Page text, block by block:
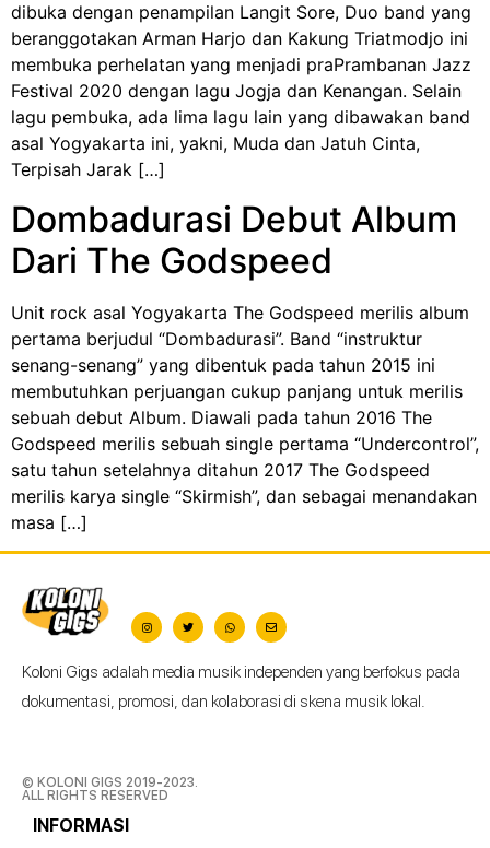
dibuka dengan penampilan Langit Sore, Duo band yang
beranggotakan Arman Harjo dan Kakung Triatmodjo ini
membuka perhelatan yang menjadi praPrambanan Jazz
Festival 2020 dengan lagu Jogja dan Kenangan. Selain
lagu pembuka, ada lima lagu lain yang dibawakan band
asal Yogyakarta ini, yakni, Muda dan Jatuh Cinta,
Terpisah Jarak […]
Dombadurasi Debut Album
Dari The Godspeed
Unit rock asal Yogyakarta The Godspeed merilis album
pertama berjudul “Dombadurasi”. Band “instruktur
senang-senang” yang dibentuk pada tahun 2015 ini
membutuhkan perjuangan cukup panjang untuk merilis
sebuah debut Album. Diawali pada tahun 2016 The
Godspeed merilis sebuah single pertama “Undercontrol”,
satu tahun setelahnya ditahun 2017 The Godspeed
merilis karya single “Skirmish”, dan sebagai menandakan
masa […]
Koloni Gigs adalah media musik independen yang berfokus pada
dokumentasi, promosi, dan kolaborasi di skena musik lokal.
© KOLONI GIGS 2019-2023.
ALL RIGHTS RESERVED
INFORMASI